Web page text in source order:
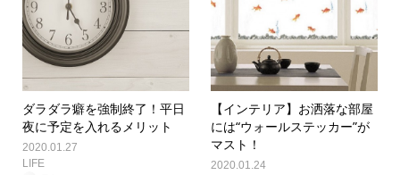
ダラダラ癖を強制終了！平日
夜に予定を入れるメリット
2020.01.27
LIFE
【インテリア】お洒落な部屋
には“ウォールステッカー”が
マスト！
2020.01.24